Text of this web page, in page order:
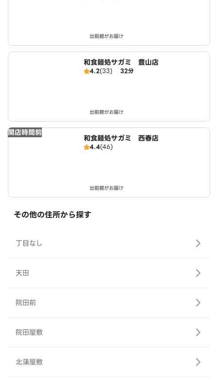
出前館がお届け
和食麺処サガミ 豊山店
4.2(33) 32分
出前館がお届け
開店時間前
和食麺処サガミ 西春店
4.4(46)
出前館がお届け
その他の住所から探す
丁目なし
天田
院田前
院田屋敷
北蒲屋敷